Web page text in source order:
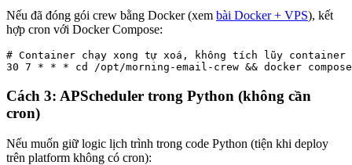
Nếu đã đóng gói crew bằng Docker (xem bài Docker + VPS), kết
hợp cron với Docker Compose:
# Container chạy xong tự xoá, không tích lũy container
30 7 * * * cd /opt/morning-email-crew && docker
Cách 3: APScheduler trong Python (không cần
cron)
Nếu muốn giữ logic lịch trình trong code Python (tiện khi deploy
trên platform không có cron):